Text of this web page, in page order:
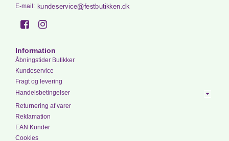
E-mail :
Information
Åbningstider Butikker
Kundeservice
Fragt og levering
Handelsbetingelser
Returnering af varer
Reklamation
EAN Kunder
Cookies